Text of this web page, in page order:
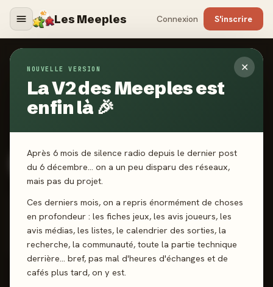
Les Meeples Connexion S'inscrire
✕
NOUVELLE VERSION
La V2 des Meeples est
enfin là 🎉
Après 6 mois de silence radio depuis le dernier post
du 6 décembre… on a un peu disparu des réseaux,
mais pas du projet.
Ces derniers mois, on a repris énormément de choses
en profondeur : les fiches jeux, les avis joueurs, les
avis médias, les listes, le calendrier des sorties, la
recherche, la communauté, toute la partie technique
derrière… bref, pas mal d'heures d'échanges et de
cafés plus tard, on y est.
Boliviana
Membre depuis le 2 novembre 2024 · 1 an
0abonné 0abonnement
505 XP → Ludophile
1
JEUX JOUÉS
12 4,3★#78195
RANG MEEPLE-MÈTRE
Top 100
Top 8% communauté